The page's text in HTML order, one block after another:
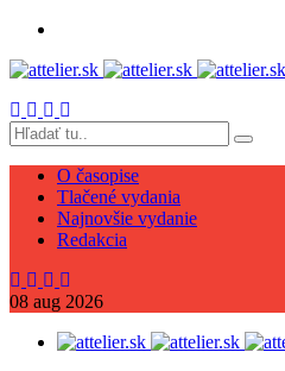
O časopise
Tlačené vydania
Najnovšie vydanie
Redakcia
08 aug 2026